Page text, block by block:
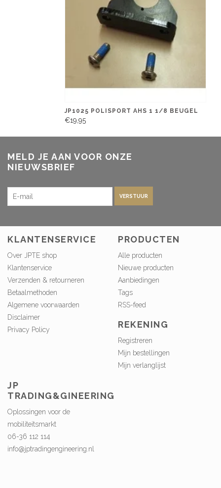
JP1025 POLISPORT AHS 1 1/8 BEUGEL
€19,95
MELD JE AAN VOOR ONZE
NIEUWSBRIEF
VERSTUUR
KLANTENSERVICE
Over JPTE shop
Klantenservice
Verzenden & retourneren
Betaalmethoden
Algemene voorwaarden
Disclaimer
Privacy Policy
PRODUCTEN
Alle producten
Nieuwe producten
Aanbiedingen
Tags
RSS-feed
REKENING
Registreren
Mijn bestellingen
Mijn verlanglijst
JP
TRADING&GINEERING
Oplossingen voor de
mobiliteitsmarkt
06-36 112 114
info@jptradingengineering.nl